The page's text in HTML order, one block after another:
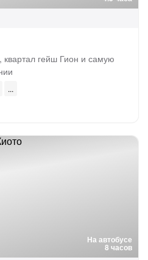
гейш Гион и самую
На автобусе
8 часов